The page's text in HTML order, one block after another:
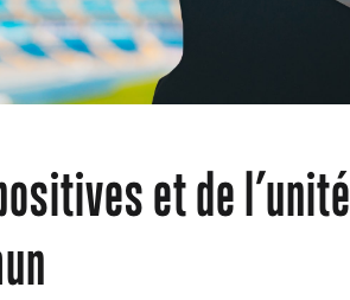
et de l’unité